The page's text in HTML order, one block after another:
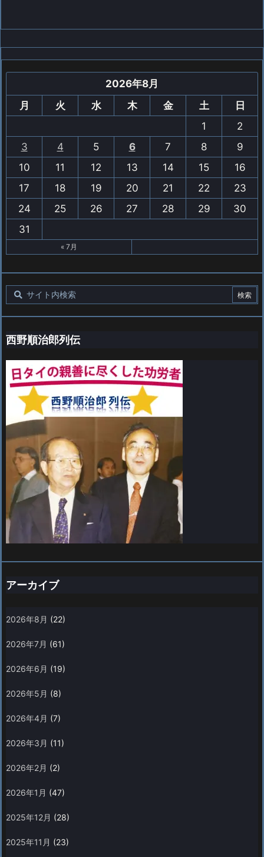
2026年8月
月
火 水 木 金 土
日
1
2
3
4 5 6 7 8
9
10
11 12 13 14 15
16
17
18 19 20 21 22
23
24
25 26 27 28 29
30
31
« 7月
西野順治郎列伝
アーカイブ
2026年8月 (22)
2026年7月 (61)
2026年6月 (19)
2026年5月 (8)
2026年4月 (7)
2026年3月 (11)
2026年2月 (2)
2026年1月 (47)
2025年12月 (28)
2025年11月 (23)